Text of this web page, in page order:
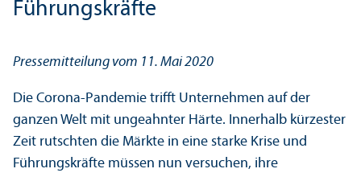
Führungs­kräfte
Pressemitteilung vom 11. Mai 2020
Die Corona-Pandemie trifft Unter­nehmen auf der
ganzen Welt mit ungeahnter Härte. Innerhalb kürzester
Zeit rutschten die Märkte in eine starke Krise und
Führungs­kräfte müssen nun versuchen, ihre